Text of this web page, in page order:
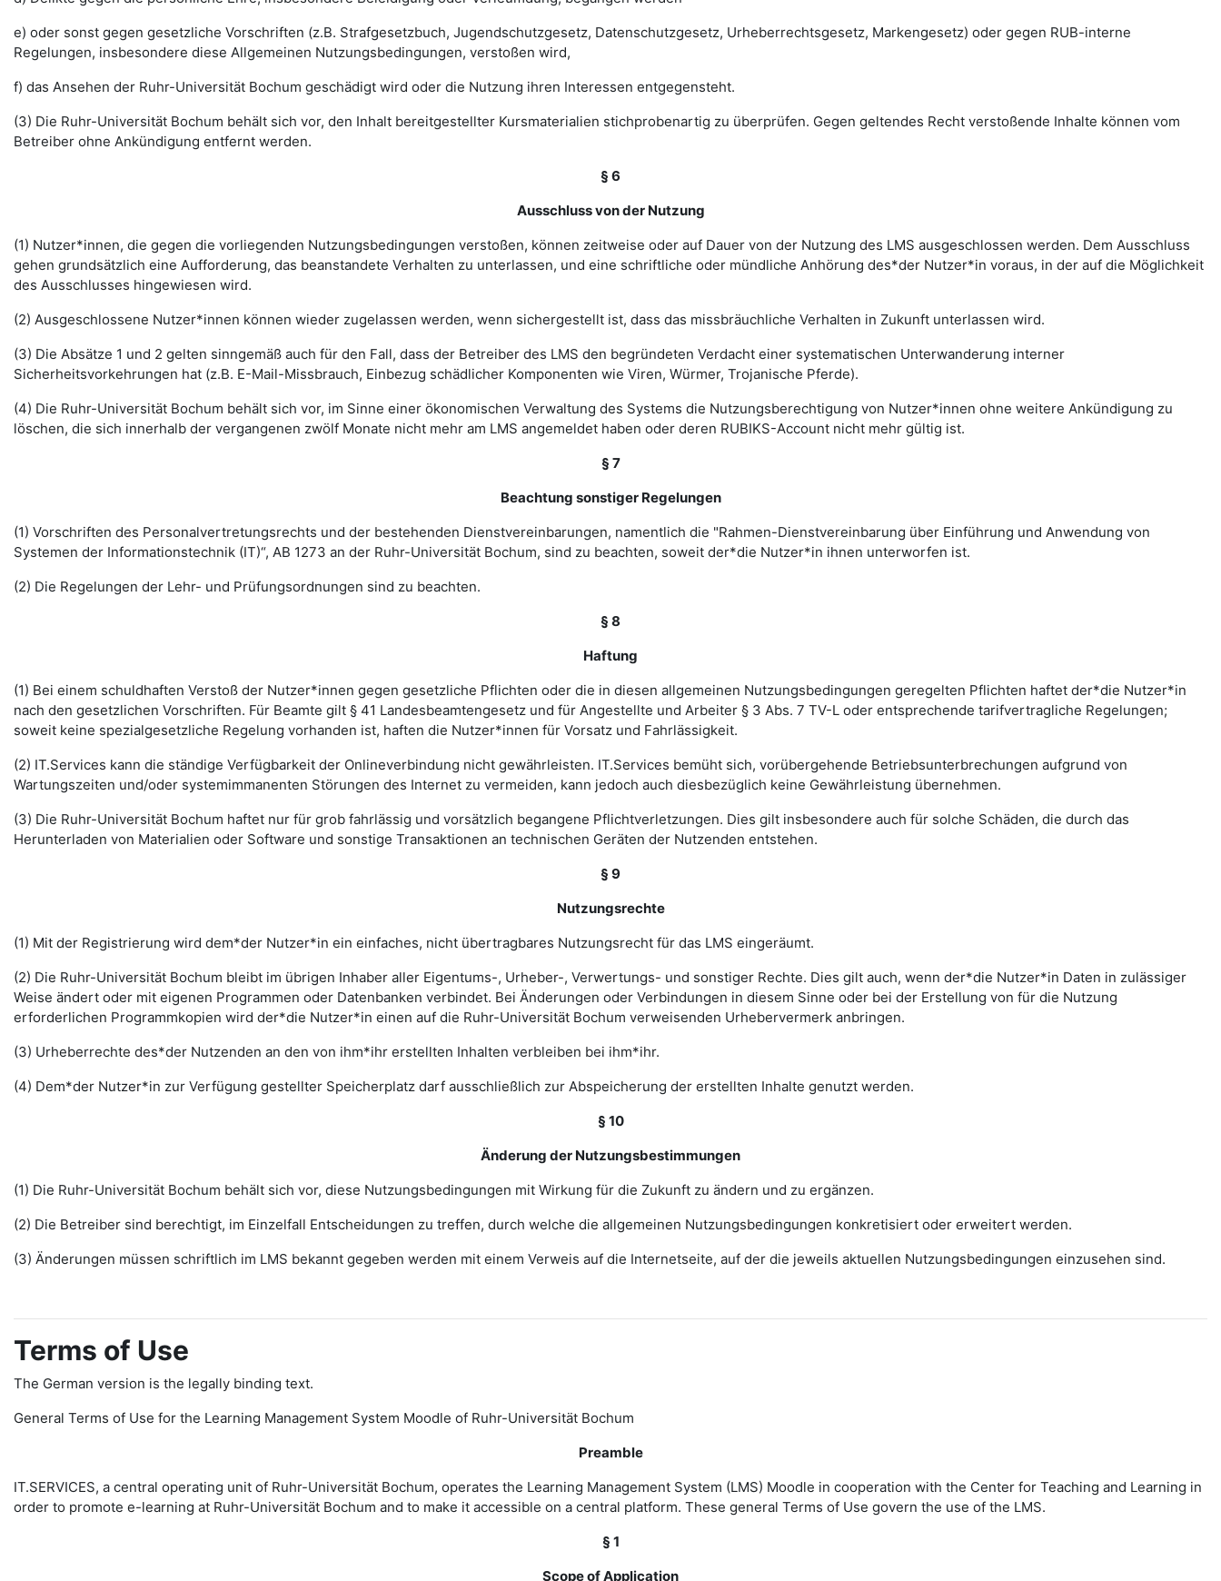
e) oder sonst gegen gesetzliche Vorschriften (z.B. Strafgesetzbuch, Jugendschutzgesetz, Datenschutzgesetz, Urheberrechtsgesetz, Markengesetz) oder gegen RUB-interne
Regelungen, insbesondere diese Allgemeinen Nutzungsbedingungen, verstoßen wird,
f) das Ansehen der Ruhr-Universität Bochum geschädigt wird oder die Nutzung ihren Interessen entgegensteht.
(3) Die Ruhr-Universität Bochum behält sich vor, den Inhalt bereitgestellter Kursmaterialien stichprobenartig zu überprüfen. Gegen geltendes Recht verstoßende Inhalte können vom
Betreiber ohne Ankündigung entfernt werden.
§ 6
Ausschluss von der Nutzung
(1) Nutzer*innen, die gegen die vorliegenden Nutzungsbedingungen verstoßen, können zeitweise oder auf Dauer von der Nutzung des LMS ausgeschlossen werden. Dem Ausschluss
gehen grundsätzlich eine Aufforderung, das beanstandete Verhalten zu unterlassen, und eine schriftliche oder mündliche Anhörung des*der Nutzer*in voraus, in der auf die Möglichkeit
des Ausschlusses hingewiesen wird.
(2) Ausgeschlossene Nutzer*innen können wieder zugelassen werden, wenn sichergestellt ist, dass das missbräuchliche Verhalten in Zukunft unterlassen wird.
(3) Die Absätze 1 und 2 gelten sinngemäß auch für den Fall, dass der Betreiber des LMS den begründeten Verdacht einer systematischen Unterwanderung interner
Sicherheitsvorkehrungen hat (z.B. E-Mail-Missbrauch, Einbezug schädlicher Komponenten wie Viren, Würmer, Trojanische Pferde).
(4) Die Ruhr-Universität Bochum behält sich vor, im Sinne einer ökonomischen Verwaltung des Systems die Nutzungsberechtigung von Nutzer*innen ohne weitere Ankündigung zu
löschen, die sich innerhalb der vergangenen zwölf Monate nicht mehr am LMS angemeldet haben oder deren RUBIKS-Account nicht mehr gültig ist.
§ 7
Beachtung sonstiger Regelungen
(1) Vorschriften des Personalvertretungsrechts und der bestehenden Dienstvereinbarungen, namentlich die "Rahmen-Dienstvereinbarung über Einführung und Anwendung von
Systemen der Informationstechnik (IT)“, AB 1273 an der Ruhr-Universität Bochum, sind zu beachten, soweit der*die Nutzer*in ihnen unterworfen ist.
(2) Die Regelungen der Lehr- und Prüfungsordnungen sind zu beachten.
§ 8
Haftung
(1) Bei einem schuldhaften Verstoß der Nutzer*innen gegen gesetzliche Pflichten oder die in diesen allgemeinen Nutzungsbedingungen geregelten Pflichten haftet der*die Nutzer*in
nach den gesetzlichen Vorschriften. Für Beamte gilt § 41 Landesbeamtengesetz und für Angestellte und Arbeiter § 3 Abs. 7 TV-L oder entsprechende tarifvertragliche Regelungen;
soweit keine spezialgesetzliche Regelung vorhanden ist, haften die Nutzer*innen für Vorsatz und Fahrlässigkeit.
(2) IT.Services kann die ständige Verfügbarkeit der Onlineverbindung nicht gewährleisten. IT.Services bemüht sich, vorübergehende Betriebsunterbrechungen aufgrund von
Wartungszeiten und/oder systemimmanenten Störungen des Internet zu vermeiden, kann jedoch auch diesbezüglich keine Gewährleistung übernehmen.
(3) Die Ruhr-Universität Bochum haftet nur für grob fahrlässig und vorsätzlich begangene Pflichtverletzungen. Dies gilt insbesondere auch für solche Schäden, die durch das
Herunterladen von Materialien oder Software und sonstige Transaktionen an technischen Geräten der Nutzenden entstehen.
§ 9
Nutzungsrechte
(1) Mit der Registrierung wird dem*der Nutzer*in ein einfaches, nicht übertragbares Nutzungsrecht für das LMS eingeräumt.
(2) Die Ruhr-Universität Bochum bleibt im übrigen Inhaber aller Eigentums-, Urheber-, Verwertungs- und sonstiger Rechte. Dies gilt auch, wenn der*die Nutzer*in Daten in zulässiger
Weise ändert oder mit eigenen Programmen oder Datenbanken verbindet. Bei Änderungen oder Verbindungen in diesem Sinne oder bei der Erstellung von für die Nutzung
erforderlichen Programmkopien wird der*die Nutzer*in einen auf die Ruhr-Universität Bochum verweisenden Urhebervermerk anbringen.
(3) Urheberrechte des*der Nutzenden an den von ihm*ihr erstellten Inhalten verbleiben bei ihm*ihr.
(4) Dem*der Nutzer*in zur Verfügung gestellter Speicherplatz darf ausschließlich zur Abspeicherung der erstellten Inhalte genutzt werden.
§ 10
Änderung der Nutzungsbestimmungen
(1) Die Ruhr-Universität Bochum behält sich vor, diese Nutzungsbedingungen mit Wirkung für die Zukunft zu ändern und zu ergänzen.
(2) Die Betreiber sind berechtigt, im Einzelfall Entscheidungen zu treffen, durch welche die allgemeinen Nutzungsbedingungen konkretisiert oder erweitert werden.
(3) Änderungen müssen schriftlich im LMS bekannt gegeben werden mit einem Verweis auf die Internetseite, auf der die jeweils aktuellen Nutzungsbedingungen einzusehen sind.
Terms of Use
The German version is the legally binding text.
General Terms of Use for the Learning Management System Moodle of Ruhr-Universität Bochum
Preamble
IT.SERVICES, a central operating unit of Ruhr-Universität Bochum, operates the Learning Management System (LMS) Moodle in cooperation with the Center for Teaching and Learning in
order to promote e-learning at Ruhr-Universität Bochum and to make it accessible on a central platform. These general Terms of Use govern the use of the LMS.
§ 1
Scope of Application